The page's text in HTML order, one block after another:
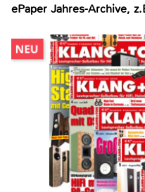
ePaper Jahres-Archive,